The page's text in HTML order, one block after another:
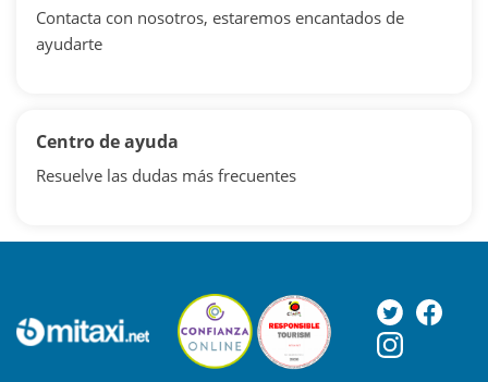
Contacta con nosotros, estaremos encantados de
ayudarte
Centro de ayuda
Resuelve las dudas más frecuentes